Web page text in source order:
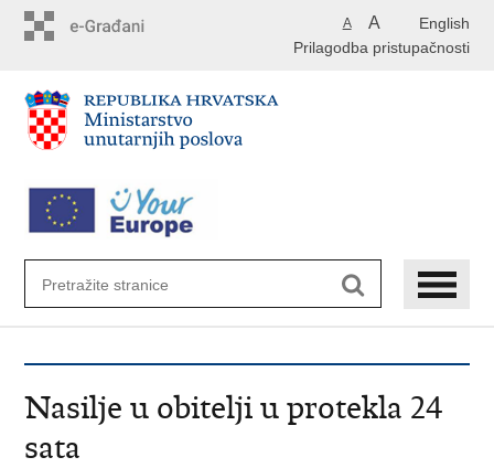
English
A A
Prilagodba pristupačnosti
Nasilje u obitelji u protekla 24
sata